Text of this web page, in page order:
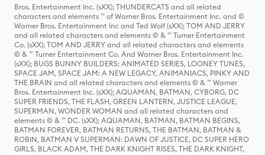
Bros. Entertainment Inc. (sXX); THUNDERCATS and all related
characters and elements ™ of Warner Bros. Entertainment Inc. and ©
Warner Bros. Entertainment Inc and Ted Wolf (sXX); TOM AND JERRY
and all related characters and elements © & ™ Turner Entertainment
Co. (sXX); TOM AND JERRY and all related characters and elements
© & ™ Turner Entertainment Co. And Warner Bros. Entertainment Inc.
(sXX); BUGS BUNNY BUILDERS: ANIMATED SERIES, LOONEY TUNES,
SPACE JAM, SPACE JAM: A NEW LEGACY, ANIMANIACS, PINKY AND
THE BRAIN and all related characters and elements © & ™ Warner
Bros. Entertainment Inc. (sXX); AQUAMAN, BATMAN, CYBORG, DC
SUPER FRIENDS, THE FLASH, GREEN LANTERN, JUSTICE LEAGUE,
SUPERMAN, WONDER WOMAN and all related characters and
elements © & ™ DC. (sXX); AQUAMAN, BATMAN, BATMAN BEGINS,
BATMAN FOREVER, BATMAN RETURNS, THE BATMAN, BATMAN &
ROBIN, BATMAN V SUPERMAN: DAWN OF JUSTICE, DC SUPER HERO
GIRLS, BLACK ADAM, THE DARK KNIGHT RISES, THE DARK KNIGHT,